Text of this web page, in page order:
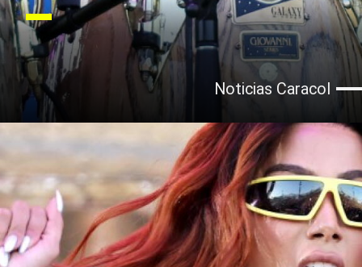
Noticias Caracol